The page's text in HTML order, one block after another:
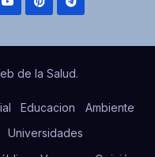
de la Salud.
Educacion
Ambiente
Universidades